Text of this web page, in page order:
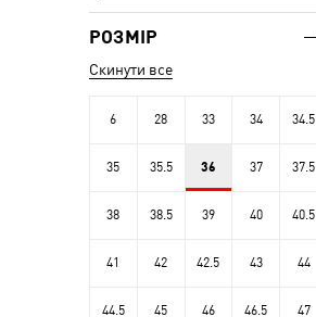
РОЗМІР
Скинути все
6 28 33 34 34.5
35 35.5 36 37 37.5
38 38.5 39 40 40.5
41 42 42.5 43 44
44.5 45 46 46.5 47